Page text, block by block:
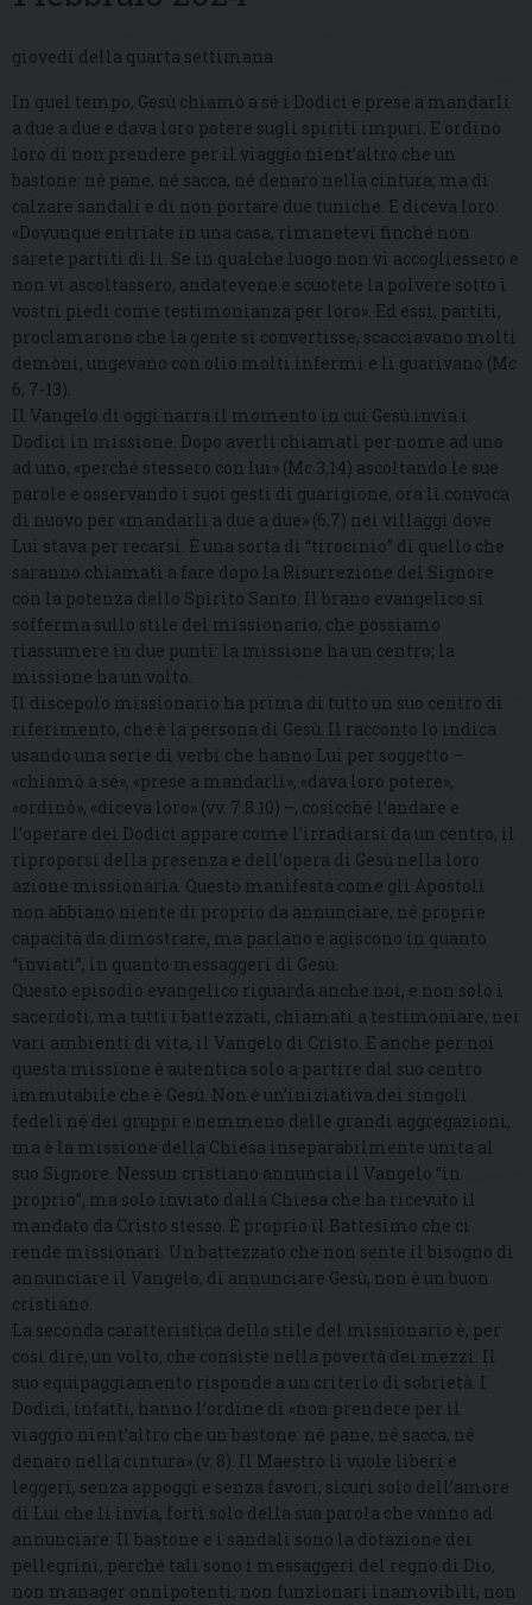
giovedì della quarta settimana
In quel tempo, Gesù chiamò a sé i Dodici e prese a mandarli
a due a due e dava loro potere sugli spiriti impuri. E ordinò
loro di non prendere per il viaggio nient’altro che un
bastone: né pane, né sacca, né denaro nella cintura; ma di
calzare sandali e di non portare due tuniche. E diceva loro:
«Dovunque entriate in una casa, rimanetevi finché non
sarete partiti di lì. Se in qualche luogo non vi accogliessero e
non vi ascoltassero, andatevene e scuotete la polvere sotto i
vostri piedi come testimonianza per loro». Ed essi, partiti,
proclamarono che la gente si convertisse, scacciavano molti
demòni, ungevano con olio molti infermi e li guarivano (Mc
6, 7-13).
Il Vangelo di oggi narra il momento in cui Gesù invia i
Dodici in missione. Dopo averli chiamati per nome ad uno
ad uno, «perché stessero con lui» (Mc 3,14) ascoltando le sue
parole e osservando i suoi gesti di guarigione, ora li convoca
di nuovo per «mandarli a due a due» (6,7) nei villaggi dove
Lui stava per recarsi. È una sorta di “tirocinio” di quello che
saranno chiamati a fare dopo la Risurrezione del Signore
con la potenza dello Spirito Santo. Il brano evangelico si
sofferma sullo stile del missionario, che possiamo
riassumere in due punti: la missione ha un centro; la
missione ha un volto.
Il discepolo missionario ha prima di tutto un suo centro di
riferimento, che è la persona di Gesù. Il racconto lo indica
usando una serie di verbi che hanno Lui per soggetto –
«chiamò a sé», «prese a mandarli», «dava loro potere»,
«ordinò», «diceva loro» (vv. 7.8.10) –, cosicché l’andare e
l’operare dei Dodici appare come l’irradiarsi da un centro, il
riproporsi della presenza e dell’opera di Gesù nella loro
azione missionaria. Questo manifesta come gli Apostoli
non abbiano niente di proprio da annunciare, né proprie
capacità da dimostrare, ma parlano e agiscono in quanto
“inviati”, in quanto messaggeri di Gesù.
Questo episodio evangelico riguarda anche noi, e non solo i
sacerdoti, ma tutti i battezzati, chiamati a testimoniare, nei
vari ambienti di vita, il Vangelo di Cristo. E anche per noi
questa missione è autentica solo a partire dal suo centro
immutabile che è Gesù. Non è un’iniziativa dei singoli
fedeli né dei gruppi e nemmeno delle grandi aggregazioni,
ma è la missione della Chiesa inseparabilmente unita al
suo Signore. Nessun cristiano annuncia il Vangelo “in
proprio”, ma solo inviato dalla Chiesa che ha ricevuto il
mandato da Cristo stesso. È proprio il Battesimo che ci
rende missionari. Un battezzato che non sente il bisogno di
annunciare il Vangelo, di annunciare Gesù, non è un buon
cristiano.
La seconda caratteristica dello stile del missionario è, per
così dire, un volto, che consiste nella povertà dei mezzi. Il
suo equipaggiamento risponde a un criterio di sobrietà. I
Dodici, infatti, hanno l’ordine di «non prendere per il
viaggio nient’altro che un bastone: né pane, né sacca, né
denaro nella cintura» (v. 8). Il Maestro li vuole liberi e
leggeri, senza appoggi e senza favori, sicuri solo dell’amore
di Lui che li invia, forti solo della sua parola che vanno ad
annunciare. Il bastone e i sandali sono la dotazione dei
pellegrini, perché tali sono i messaggeri del regno di Dio,
non manager onnipotenti, non funzionari inamovibili, non